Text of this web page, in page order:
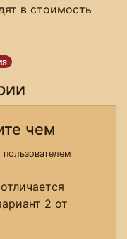
в стоимость
чем
2 от